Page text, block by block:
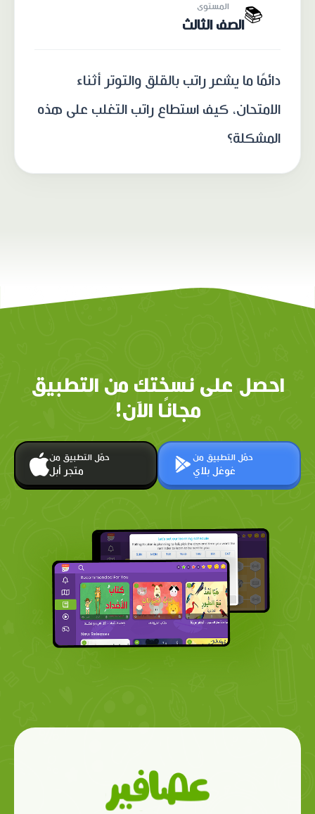
📚 المستوى
الصف الثالث
دائمًا ما يشعر راتب بالقلق والتوتر أثناء
الامتحان، كيف استطاع راتب التغلب على هذه
المشكلة؟
احصل على نسختك من التطبيق
مجانًا الآن!
حمّل التطبيق من
متجر أبل
حمّل التطبيق من
غوغل بلاي